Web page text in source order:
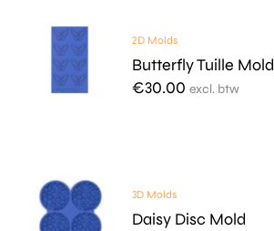
2D Molds
Butterfly Tuille Mold
€30.00 excl. btw
3D Molds
Daisy Disc Mold